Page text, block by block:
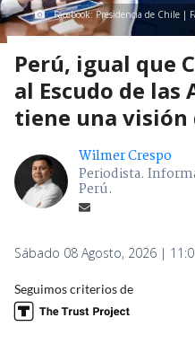
Facebook: Presidencia de Chile |
Perú, igual que
al Escudo de las
tiene una visión
Wilmer Crespo
Periodista.
Perú.
Sábado 08 Agosto, 2026 |
Seguimos criterios de